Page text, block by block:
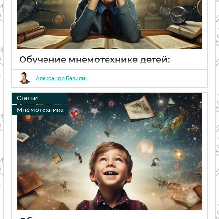
Обучение мнемотехнике детей:
курсы и кружки для школьников
06 02 2024
Александр Бавилин
Статьи
Мнемотехника